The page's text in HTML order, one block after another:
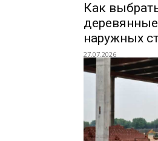
Как
наружных
27.07.2026